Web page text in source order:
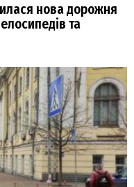
нова дорожня
та